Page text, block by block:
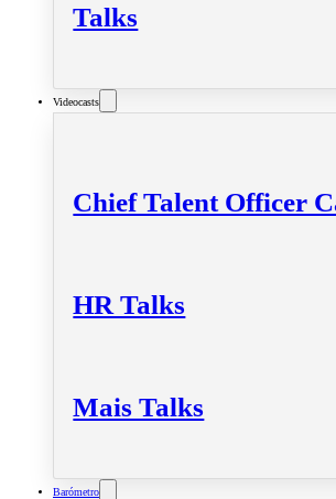
Talks
Videocasts
Chief Talent Officer
HR Talks
Mais Talks
Barómetro